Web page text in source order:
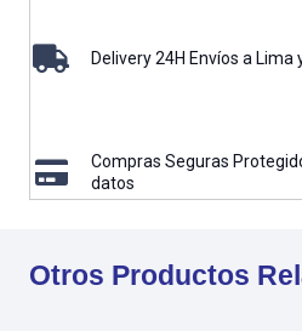
Delivery 24H Envíos a Lima
Compras Seguras
datos
Otros Productos